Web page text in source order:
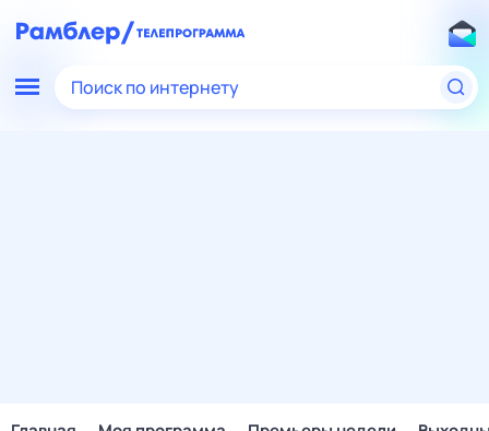
Поиск по интернету